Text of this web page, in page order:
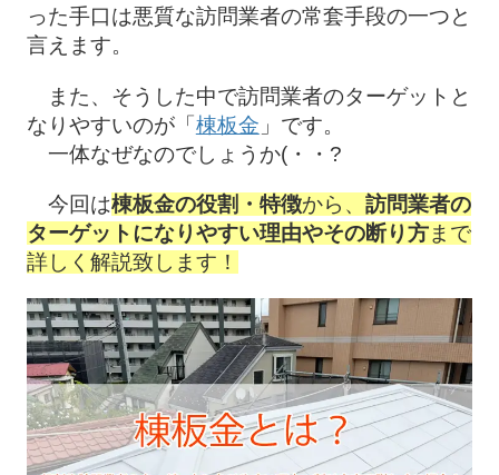
った手口は悪質な訪問業者の常套手段の一つと
言えます。
また、そうした中で訪問業者のターゲットと
なりやすいのが「棟板金 」です。
一体なぜなのでしょうか(・・?
今回は棟板金の役割・特徴から、 訪問業者の
ターゲットになりやすい理由やその断り方まで
詳しく解説致します！